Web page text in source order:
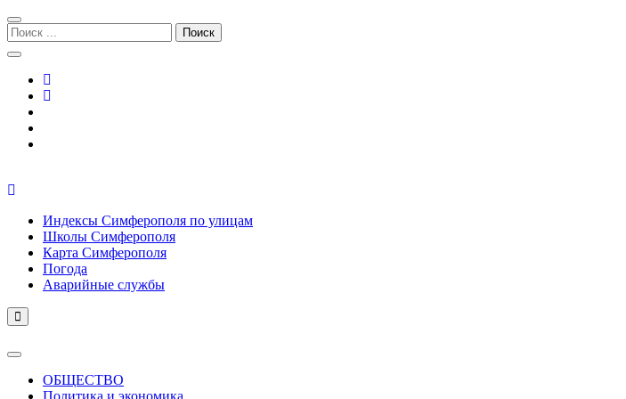
Перейти
к
навигации
Перейти
к
содержимому
Поиск:
Индексы Симферополя по улицам
Школы Симферополя
Карта Симферополя
Погода
Аварийные службы
ОБЩЕСТВО
Политика и экономика